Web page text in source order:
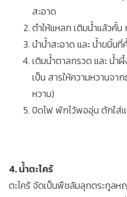
สะอาด
ตำให้แหลก เติมน้ำแล้วคั้น
นำน้ำสะอาด และ น้ำขมิ้น
เติมน้ำตาลกรวด และ น้
เป็น สารให้ความหวานจ
หวาน)
ปิดไฟ พักไว้พออุ่น ตักใส่
4. น้ำตะไคร้
ตะไคร้ จัดเป็นพืชล้มลุกตระกูลห